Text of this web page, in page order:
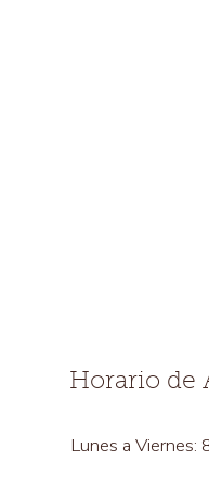
Horario de
Lunes a Viernes: